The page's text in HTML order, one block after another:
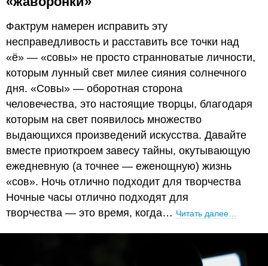
Фактрум намерен исправить эту
несправедливость и расставить все точки над
«ё» — «совы» не просто странноватые личности,
которым лунный свет милее сияния солнечного
дня. «Совы» — оборотная сторона
человечества, это настоящие творцы, благодаря
которым на свет появилось множество
выдающихся произведений искусства. Давайте
вместе приоткроем завесу тайны, окутывающую
ежедневную (а точнее — еженощную) жизнь
«сов». Ночь отлично подходит для творчества
Ночные часы отлично подходят для
творчества — это время, когда… Читать далее…